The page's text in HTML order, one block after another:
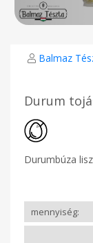
Balmaz
Durum
Durumbúza